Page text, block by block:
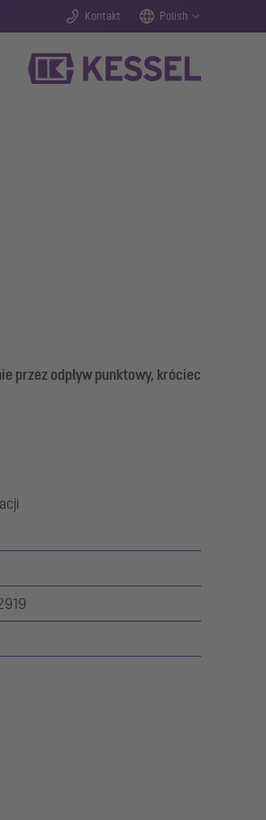
Kontakt Polish
przez odpływ punktowy, króciec